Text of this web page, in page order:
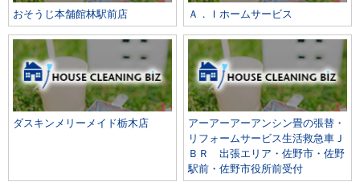
おそうじ本舗館林駅前店 Ａ．Ｉホームサービス
ダスキンメリーメイド栃木店
アーアーアーアンシン畳の張替・
リフォームサービス生活救急車Ｊ
ＢＲ 出張エリア・佐野市・佐野
駅前・佐野市役所前受付